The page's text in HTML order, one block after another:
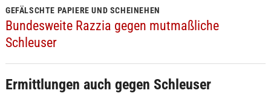
GEFÄLSCHTE PAPIERE UND SCHEINEHEN
Bundesweite Razzia gegen mutmaßliche
Schleuser
Ermittlungen auch gegen Schleuser